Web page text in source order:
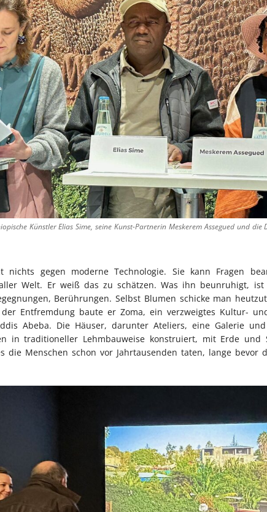
Künstler Elias Sime, seine Kunst-Partnerin Meskerem Assegued und
nichts gegen moderne Technologie. Sie kann Fragen
Welt. Er weiß das zu schätzen. Was ihn beunruhigt,
Berührungen. Selbst Blumen schicke man
Entfremdung baute er Zoma, ein verzweigtes Kultur-
Abeba. Die Häuser, darunter Ateliers, eine Galerie
in traditioneller Lehmbauweise konstruiert, mit Erde und
die Menschen schon vor Jahrtausenden taten, lange bevor
INDUSTRIELLER CHIC: WIE
KUNSTSTOFFFENSTER DEN
LOFT-STIL IN IHREM
EINFAMILIENHAUS
UNTERSTÜTZEN